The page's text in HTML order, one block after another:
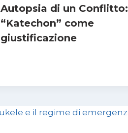
Autopsia di un Conflitto:
“Katechon” come
giustificazione